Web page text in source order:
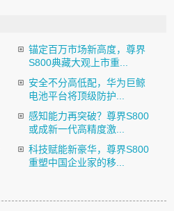
锚定百万市场新高度，尊界
S800典藏大观上市重...
安全不分高低配，华为巨鲸
电池平台将顶级防护...
感知能力再突破？尊界S800
或成新一代高精度激...
科技赋能新豪华，尊界S800
重塑中国企业家的移...